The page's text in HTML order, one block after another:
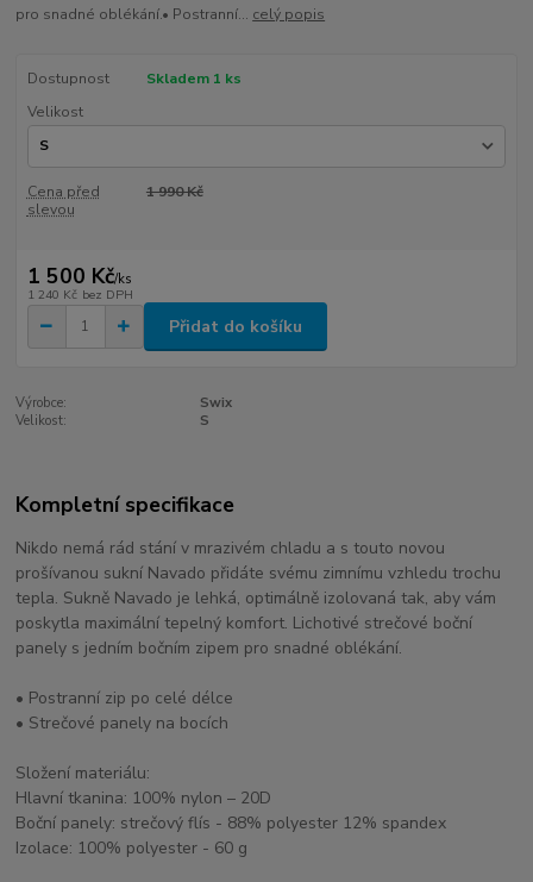
pro snadné oblékání.• Postranní... celý popis
Dostupnost
Skladem 1 ks
Velikost
Cena před
slevou
1 990 Kč
1 500 Kč/ks
1 240 Kč bez DPH
Přidat do košíku
Výrobce:
Swix
Velikost:
S
Kompletní specifikace
Nikdo nemá rád stání v mrazivém chladu a s touto novou
prošívanou sukní Navado přidáte svému zimnímu vzhledu trochu
tepla. Sukně Navado je lehká, optimálně izolovaná tak, aby vám
poskytla maximální tepelný komfort. Lichotivé strečové boční
panely s jedním bočním zipem pro snadné oblékání.
• Postranní zip po celé délce
• Strečové panely na bocích
Složení materiálu:
Hlavní tkanina: 100% nylon – 20D
Boční panely: strečový flís - 88% polyester 12% spandex
Izolace: 100% polyester - 60 g